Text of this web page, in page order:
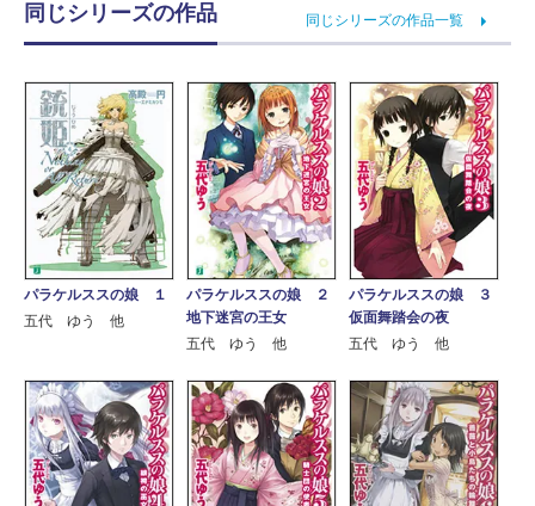
同じシリーズの作品 同じシリーズの作品一覧
パラケルススの娘 １
五代 ゆう 他
パラケルススの娘 ２
地下迷宮の王女
五代 ゆう 他
パラケルススの娘 ３
仮面舞踏会の夜
五代 ゆう 他